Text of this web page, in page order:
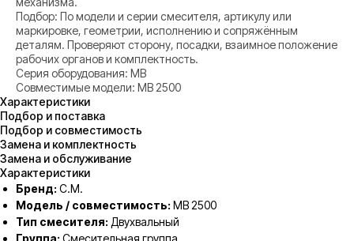
Подбор: По модели и серии смесителя, артикулу или
маркировке, геометрии, исполнению и сопряжённым
деталям. Проверяют сторону, посадки, взаимное положение
рабочих органов и комплектность.
Серия оборудования: MB
Совместимые модели: MB 2500
Характеристики
Подбор и поставка
Подбор и совместимость
Замена и комплектность
Замена и обслуживание
Характеристики
Бренд: C.M.
Модель / совместимость: MB 2500
Тип смесителя: Двухвальный